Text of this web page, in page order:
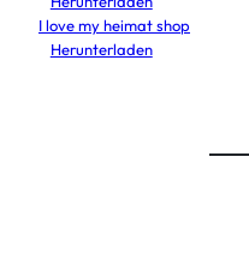
I love my heimat shop
Herunterladen